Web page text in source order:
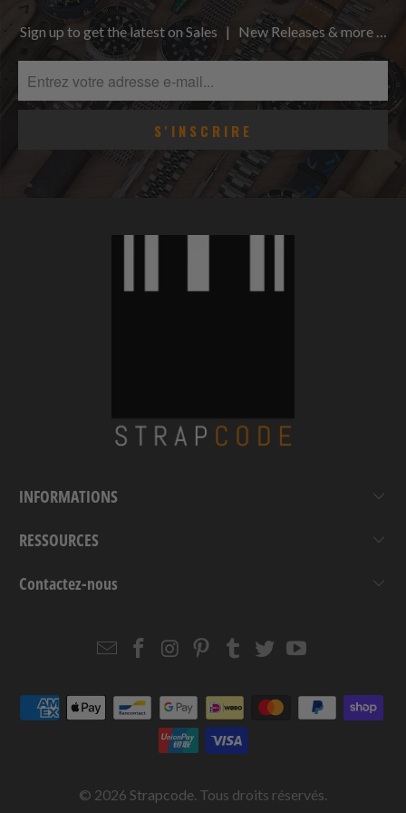
Sign up to get the latest on Sales | New Releases & more …
INFORMATIONS
RESSOURCES
Contactez-nous
EmailStrapcode
Facebook
Strapcode
Instagram
Strapcode
Pinterest
Strapcode
Tumblr
Strapcode
TwitterYouTube
© 2026 Strapcode. Tous droits réservés.